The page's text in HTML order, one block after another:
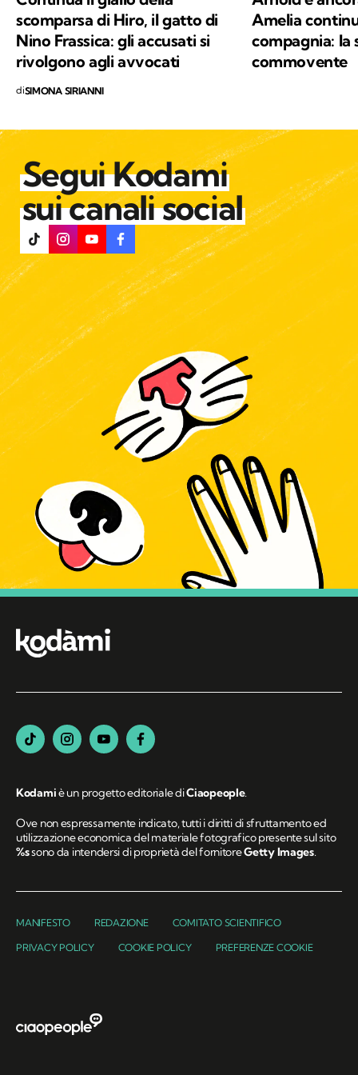
giorno: la conservazione della natura e la
salvaguardia del nostro Pianeta e di chiunque
vi abiti.
scomparsa di Hiro, il gatto di
Nino Frassica: gli accusati si
rivolgono agli avvocati
diSIMONA SIRIANNI
Amelia
compagnia: la
commovente
Segui Kodami
sui canali social
Kodamiè un progetto editoriale diCiaopeople.
Ove non espressamente indicato, tutti i diritti di sfruttamento ed
utilizzazione economica del materiale fotografico presente sul sito
%ssono da intendersi di proprietà del fornitoreGetty Images.
MANIFESTO REDAZIONE COMITATO SCIENTIFICO
PRIVACY POLICY COOKIE POLICY PREFERENZE COOKIE